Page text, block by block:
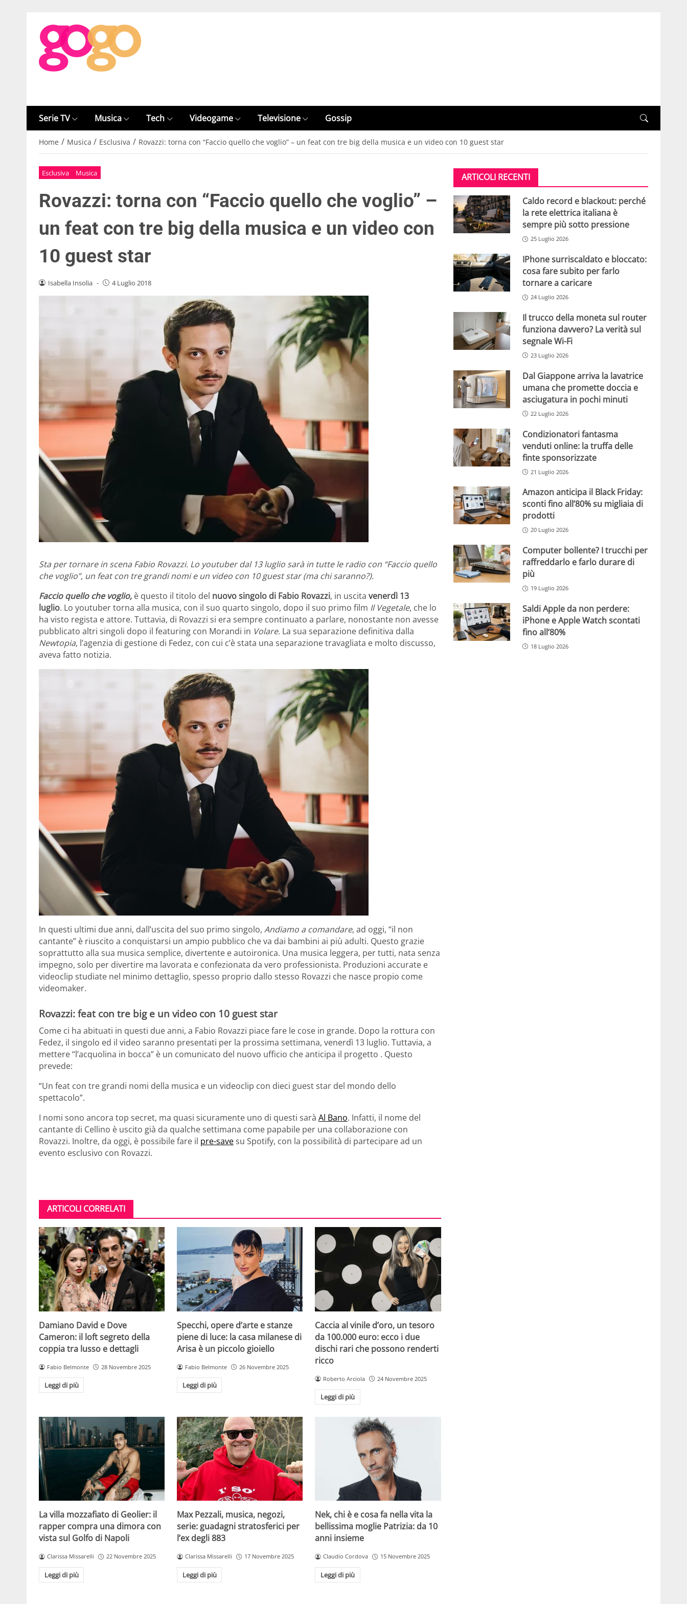
Serie TV Musica Tech Videogame Televisione Gossip
Home / Musica / Esclusiva / Rovazzi: torna con “Faccio quello che voglio” – un feat con tre big della musica e un video con 10 guest star
Esclusiva Musica
Rovazzi: torna con “Faccio quello che voglio” –
un feat con tre big della musica e un video con
10 guest star
Isabella Insolia - 4 Luglio 2018
Sta per tornare in scena Fabio Rovazzi. Lo youtuber dal 13 luglio sarà in tutte le radio con “Faccio quello
che voglio”, un feat con tre grandi nomi e un video con 10 guest star (ma chi saranno?).
Faccio quello che voglio, è questo il titolo del nuovo singolo di Fabio Rovazzi, in uscita venerdì 13
luglio. Lo youtuber torna alla musica, con il suo quarto singolo, dopo il suo primo film Il Vegetale, che lo
ha visto regista e attore. Tuttavia, di Rovazzi si era sempre continuato a parlare, nonostante non avesse
pubblicato altri singoli dopo il featuring con Morandi in Volare. La sua separazione definitiva dalla
Newtopia, l’agenzia di gestione di Fedez, con cui c’è stata una separazione travagliata e molto discusso,
aveva fatto notizia.
In questi ultimi due anni, dall’uscita del suo primo singolo, Andiamo a comandare, ad oggi, “il non
cantante” è riuscito a conquistarsi un ampio pubblico che va dai bambini ai più adulti. Questo grazie
soprattutto alla sua musica semplice, divertente e autoironica. Una musica leggera, per tutti, nata senza
impegno, solo per divertire ma lavorata e confezionata da vero professionista. Produzioni accurate e
videoclip studiate nel minimo dettaglio, spesso proprio dallo stesso Rovazzi che nasce propio come
videomaker.
Rovazzi: feat con tre big e un video con 10 guest star
Come ci ha abituati in questi due anni, a Fabio Rovazzi piace fare le cose in grande. Dopo la rottura con
Fedez, il singolo ed il video saranno presentati per la prossima settimana, venerdì 13 luglio. Tuttavia, a
mettere “l’acquolina in bocca” è un comunicato del nuovo ufficio che anticipa il progetto . Questo
prevede:
“Un feat con tre grandi nomi della musica e un videoclip con dieci guest star del mondo dello
spettacolo”.
I nomi sono ancora top secret, ma quasi sicuramente uno di questi sarà Al Bano. Infatti, il nome del
cantante di Cellino è uscito già da qualche settimana come papabile per una collaborazione con
Rovazzi. Inoltre, da oggi, è possibile fare il pre-savesu Spotify, con la possibilità di partecipare ad un
evento esclusivo con Rovazzi.
ARTICOLI CORRELATI
Damiano David e Dove
Cameron: il loft segreto della
coppia tra lusso e dettagli
Fabio Belmonte 28 Novembre 2025
Leggi di più
Specchi, opere d’arte e stanze
piene di luce: la casa milanese di
Arisa è un piccolo gioiello
Fabio Belmonte 26 Novembre 2025
Leggi di più
Caccia al vinile d’oro, un tesoro
da 100.000 euro: ecco i due
dischi rari che possono renderti
ricco
Roberto Arciola 24 Novembre 2025
Leggi di più
La villa mozzafiato di Geolier: il
rapper compra una dimora con
vista sul Golfo di Napoli
Clarissa Missarelli 22 Novembre 2025
Leggi di più
Max Pezzali, musica, negozi,
serie: guadagni stratosferici per
l’ex degli 883
Clarissa Missarelli 17 Novembre 2025
Leggi di più
Nek, chi è e cosa fa nella vita la
bellissima moglie Patrizia: da 10
anni insieme
Claudio Cordova 15 Novembre 2025
Leggi di più
ARTICOLI RECENTI
Caldo record e blackout: perché
la rete elettrica italiana è
sempre più sotto pressione
25 Luglio 2026
IPhone surriscaldato e bloccato:
cosa fare subito per farlo
tornare a caricare
24 Luglio 2026
Il trucco della moneta sul router
funziona davvero? La verità sul
segnale Wi-Fi
23 Luglio 2026
Dal Giappone arriva la lavatrice
umana che promette doccia e
asciugatura in pochi minuti
22 Luglio 2026
Condizionatori fantasma
venduti online: la truffa delle
finte sponsorizzate
21 Luglio 2026
Amazon anticipa il Black Friday:
sconti fino all’80% su migliaia di
prodotti
20 Luglio 2026
Computer bollente? I trucchi per
raffreddarlo e farlo durare di
più
19 Luglio 2026
Saldi Apple da non perdere:
iPhone e Apple Watch scontati
fino all’80%
18 Luglio 2026